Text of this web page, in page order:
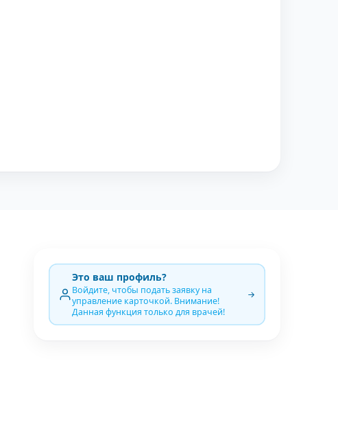
Это ваш профиль?
Войдите, чтобы подать заявку на
управление карточкой. Внимание!
Данная функция только для врачей!